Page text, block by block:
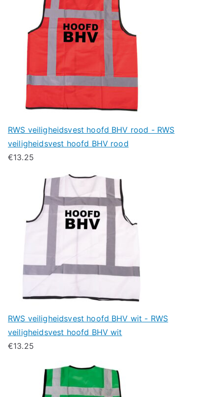
RWS veiligheidsvest hoofd BHV rood - RWS
veiligheidsvest hoofd BHV rood
€13.25
RWS veiligheidsvest hoofd BHV wit - RWS
veiligheidsvest hoofd BHV wit
€13.25